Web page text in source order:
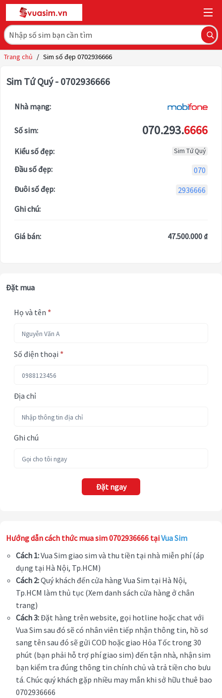
Trang chủ / Sim số đẹp 0702936666
Sim Tứ Quý - 0702936666
Nhà mạng:
Số sim: 070.293.6666
Kiểu số đẹp: Sim Tứ Quý
Đầu số đẹp:
070
Đuôi số đẹp:
2936666
Ghi chú:
Giá bán: 47.500.000 ₫
Đặt mua
Họ và tên *
Số điện thoại *
Địa chỉ
Ghi chú
Đặt ngay
Hướng dẫn cách thức mua sim 0702936666 tạiVua Sim
Cách 1:Vua Sim giao sim và thu tiền tại nhà miễn phí (áp
dụng tại Hà Nội, Tp.HCM)
Cách 2:Quý khách đến cửa hàng Vua Sim tại Hà Nội,
Tp.HCM làm thủ tục (Xem danh sách cửa hàng ở chân
trang)
Cách 3:Đặt hàng trên website, gọi hotline hoặc chat với
Vua Sim sau đó sẽ có nhân viên tiếp nhận thông tin, hồ sơ
sang tên sau đó sẽ gửi COD hoặc giao Hỏa Tốc trong 30
phút (bạn phải hỗ trợ phí giao sim) đến tận nhà, nhận sim
bạn kiểm tra đúng thông tin chính chủ và trả tiền cho bưu
tá. Chúc quý khách gặp nhiều may mắn khi sở hữu thuê bao
0702936666